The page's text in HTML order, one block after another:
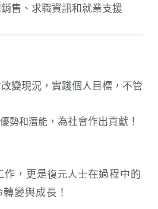
售、求職資訊和就業支援
變現況，實踐個人目標，不管
勢和潛能 ，為社會作出貢獻！
作，更是復元人士在過程中的
轉變與成長！